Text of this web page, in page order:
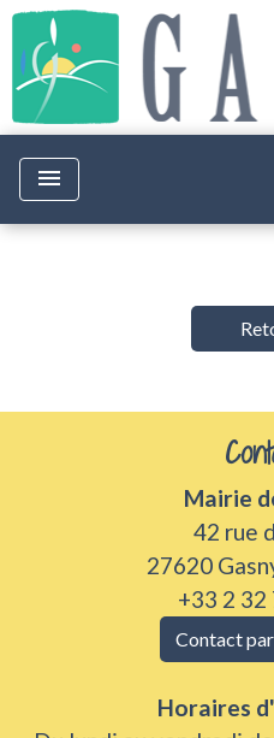
menu
Mairie
42 rue
27620
+33 2 32
Contact
Horaires